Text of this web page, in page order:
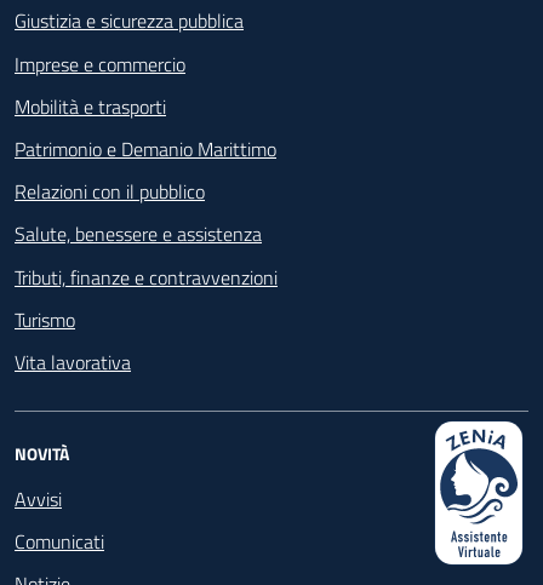
Giustizia e sicurezza pubblica
Imprese e commercio
Mobilità e trasporti
Patrimonio e Demanio Marittimo
Relazioni con il pubblico
Salute, benessere e assistenza
Tributi, finanze e contravvenzioni
Turismo
Vita lavorativa
NOVITÀ
Avvisi
Comunicati